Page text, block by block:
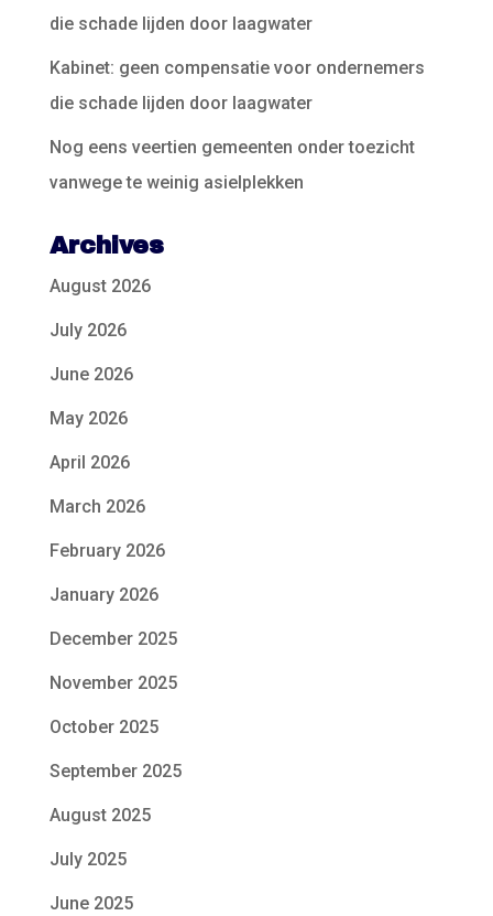
die schade lijden door laagwater
Kabinet: geen compensatie voor ondernemers
die schade lijden door laagwater
Nog eens veertien gemeenten onder toezicht
vanwege te weinig asielplekken
Archives
August 2026
July 2026
June 2026
May 2026
April 2026
March 2026
February 2026
January 2026
December 2025
November 2025
October 2025
September 2025
August 2025
July 2025
June 2025